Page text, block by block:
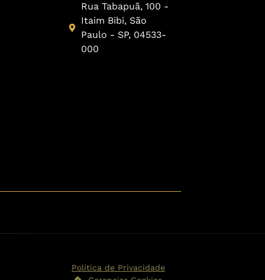
Rua Tabapuã, 100 -
Itaim Bibi, São
Paulo - SP, 04533-
000
Política de Privacidade